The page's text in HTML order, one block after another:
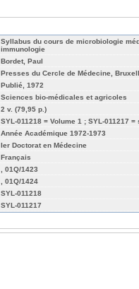
Syllabus du cours de microbiologie
immunologie
Bordet, Paul
Presses du Cercle de Médecine,
Publié, 1972
Sciences bio-médicales et agricoles
2 v. (79,95 p.)
SYL-011218 = Volume 1 ; SYL-011217
Année Académique 1972-1973
Ier Doctorat en Médecine
Français
, 01Q/1423
, 01Q/1424
SYL-011218
SYL-011217